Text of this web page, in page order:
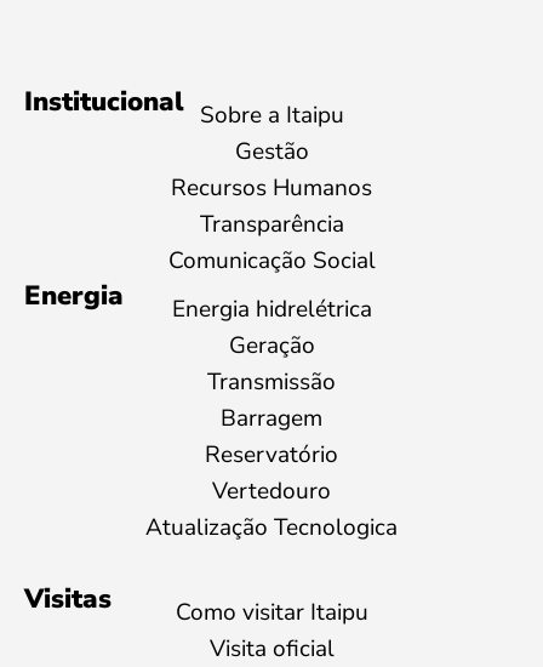
Institucional Sobre a Itaipu
Gestão
Recursos Humanos
Transparência
Comunicação Social
Energia
Energia hidrelétrica
Geração
Transmissão
Barragem
Reservatório
Vertedouro
Atualização Tecnologica
Visitas
Como visitar Itaipu
Visita oficial